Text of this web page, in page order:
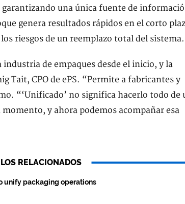
garantizando una única fuente de
genera resultados rápidos en el corto
riesgos de un reemplazo total del sistema.
de empaques desde el inicio, y la
Tait, CPO de ePS. “Permite a fabricantes y
“‘Unificado’ no significa hacerlo todo de
y ahora podemos acompañar esa
RELACIONADOS
unify packaging operations